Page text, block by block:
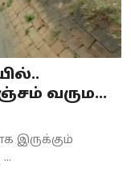
வரும...
இருக்கும்